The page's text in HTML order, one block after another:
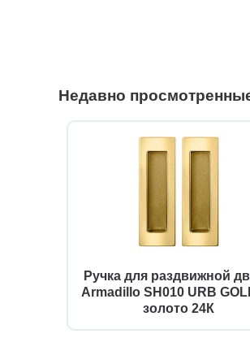
Недавно
Ручка для раздвижной
Armadillo SH010 URB
золото 24К